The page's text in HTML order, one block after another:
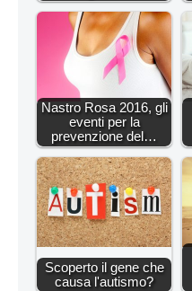
Nastro Rosa 2016, gli
eventi per la
prevenzione del…
Scoperto il gene che
causa l'autismo?